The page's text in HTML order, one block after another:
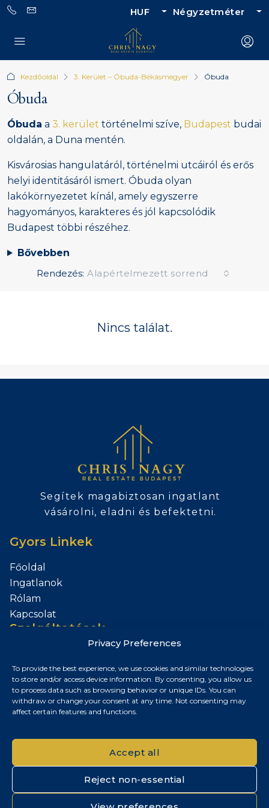
Privacy Preferences
To provide the best experience, we use cookies and similar technologies
to store and/or access device information. By consenting, you allow us
to process data such as browsing behavior or unique IDs. You can
withdraw or change your consent at any time. Not consenting may
affect certain features and functions.
Accept all
Reject non-essential
HUF Négyzetméter
Kezdőoldal 3. Kerület – Óbuda-Békásmegyer Óbuda
Óbuda
Óbuda a 3. kerület történelmi szíve, Budapest budai
oldalán, a Duna mentén.
Kisvárosias hangulatáról, történelmi utcáiról és erős
helyi identitásáról ismert. Óbuda olyan
lakókörnyezetet kínál, amely egyszerre
hagyományos, karakteres és jól kapcsolódik
Budapest többi részéhez.
Bővebben
Rendezés: Alapértelmezett sorrend
Nincs találat.
Segítek magabiztosan ingatlant
vásárolni, eladni és befektetni.
Gyors Linkek
Főoldal
Ingatlanok
Rólam
Kapcsolat
Szolgáltatások
Kapcsolat
Budapest, Magyarország
+36 30 687 6790
© 2026 Chris Nagy Real Estate. Minden jog fenntartva.